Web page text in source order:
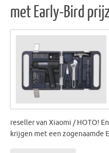
met Early-Bird
reseller van Xiaomi / HOTO!
krijgen met een zogenaamde